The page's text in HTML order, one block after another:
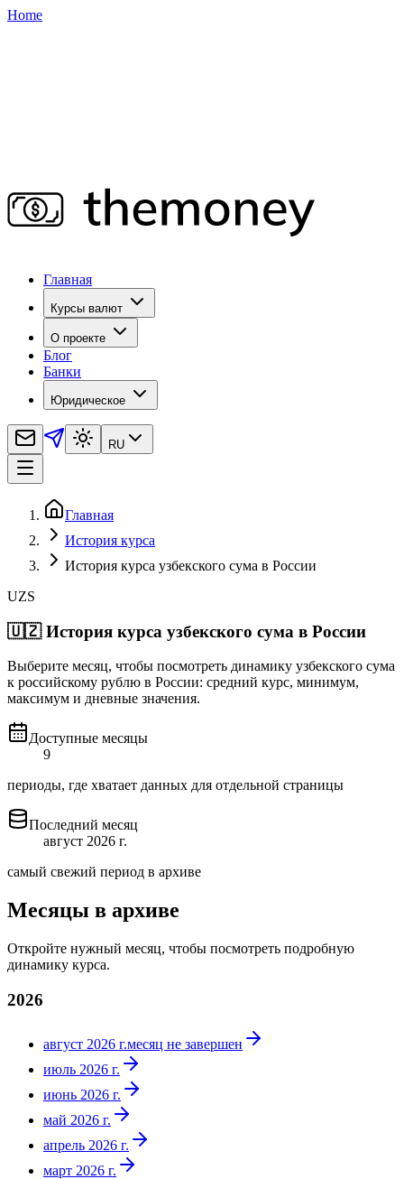
Home
Главная
Курсы валют
О проекте
Блог
Банки
Юридическое
RU
Главная
История курса
История курса узбекского сума в России
UZS
🇺🇿 История курса узбекского сума в России
Выберите месяц, чтобы посмотреть динамику узбекского сума
к российскому рублю в России: средний курс, минимум,
максимум и дневные значения.
Доступные месяцы
9
периоды, где хватает данных для отдельной страницы
Последний месяц
август 2026 г.
самый свежий период в архиве
Месяцы в архиве
Откройте нужный месяц, чтобы посмотреть подробную
динамику курса.
2026
август 2026 г.месяц не завершен
июль 2026 г.
июнь 2026 г.
май 2026 г.
апрель 2026 г.
март 2026 г.